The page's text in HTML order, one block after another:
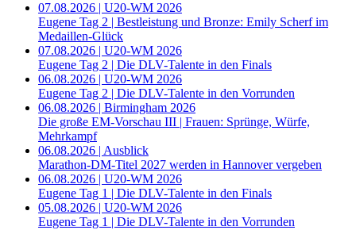
07.08.2026 | U20-WM 2026
Eugene Tag 2 | Bestleistung und Bronze: Emily Scherf im
Medaillen-Glück
07.08.2026 | U20-WM 2026
Eugene Tag 2 | Die DLV-Talente in den Finals
06.08.2026 | U20-WM 2026
Eugene Tag 2 | Die DLV-Talente in den Vorrunden
06.08.2026 | Birmingham 2026
Die große EM-Vorschau III | Frauen: Sprünge, Würfe,
Mehrkampf
06.08.2026 | Ausblick
Marathon-DM-Titel 2027 werden in Hannover vergeben
06.08.2026 | U20-WM 2026
Eugene Tag 1 | Die DLV-Talente in den Finals
05.08.2026 | U20-WM 2026
Eugene Tag 1 | Die DLV-Talente in den Vorrunden